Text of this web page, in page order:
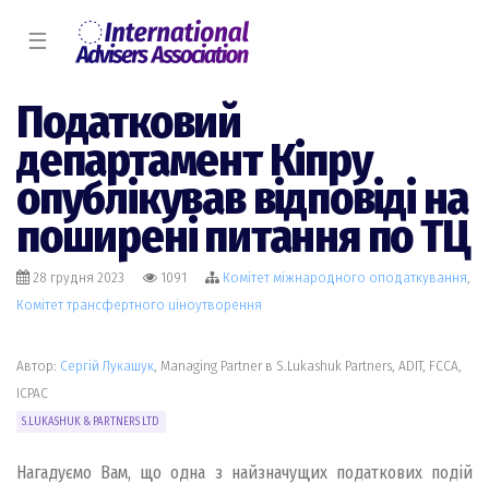
☰
Податковий
департамент Кіпру
опублікував відповіді на
поширені питання по ТЦ
28 грудня 2023 1091 Комiтет міжнародного оподаткування,
Комiтет трансфертного цiноутворення
Автор: Сергій Лукашук , Managing Partner в S.Lukashuk Partners, ADIT, FCCA,
ICPAC
S.LUKASHUK & PARTNERS LTD
Нагадуємо Вам, що одна з найзначущих податкових подій